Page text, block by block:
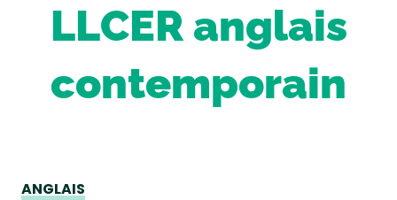
LLCER anglais
contemporain
ANGLAIS